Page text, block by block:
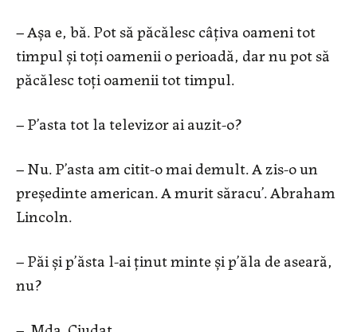
– Așa e, bă. Pot să păcălesc câțiva oameni tot
timpul și toți oamenii o perioadă, dar nu pot să
păcălesc toți oamenii tot timpul.
– P’asta tot la televizor ai auzit-o?
– Nu. P’asta am citit-o mai demult. A zis-o un
președinte american. A murit săracu’. Abraham
Lincoln.
– Păi și p’ăsta l-ai ținut minte și p’ăla de aseară,
nu?